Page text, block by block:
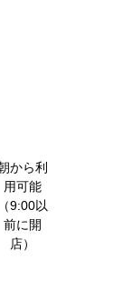
から利
用可能
（9:00以
前に開
店）